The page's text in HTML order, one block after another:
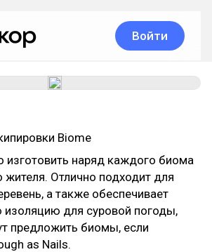
Войти
Biome
изготовить наряд каждого биома
жителя. Отлично подходит для
а также обеспечивает
для суровой погоды,
предложить биомы, если
as Nails.